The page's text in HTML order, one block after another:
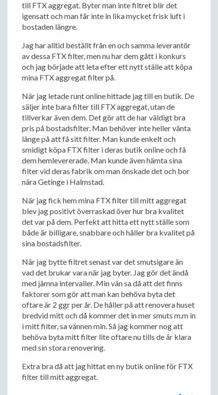
till FTX aggregat. Byter man inte filtret blir det
igensatt och man får inte in lika mycket frisk luft i
bostaden längre.
Jag har alltid beställt från en och samma leverantör
av dessa FTX filter, men nu har dem gått i konkurs
och jag började att leta efter ett nytt ställe att köpa
mina FTX aggregat filter på.
När jag letade runt online hittade jag till en butik. De
säljer inte bara filter till FTX aggregat, utan de
tillverkar även dem. Det gör att de har väldigt bra
pris på bostadsfilter. Man behöver inte heller vänta
länge på att få sitt filter. Man kunde enkelt och
smidigt köpa FTX filter i deras butik online och få
dem hemlevererade. Man kunde även hämta sina
filter vid deras fabrik om man önskade det och bor
nära Getinge i Halmstad.
När jag fick hem mina FTX filter till mitt aggregat
blev jag positivt överraskad över hur bra kvalitet
det var på dem. Perfekt att hitta ett nytt ställe som
både är billigare, snabbare och håller bra kvalitet på
sina bostadsfilter.
När jag bytte filtret senast var det smutsigare än
vad det brukar vara när jag byter. Jag gör det ändå
med jämna intervaller. Min vän sa då att det finns
faktorer som gör att man kan behöva byta det
oftare är 2 ggr per år. De håller på att renovera huset
bredvid mitt och då kommer det in mer smuts m.m in
i mitt filter, sa vännen min. Så jag kommer nog att
behöva byta mitt filter lite oftare nu tills de är klara
med sin stora renovering.
Extra bra då att jag hittat en ny butik online för FTX
filter till mitt aggregat.